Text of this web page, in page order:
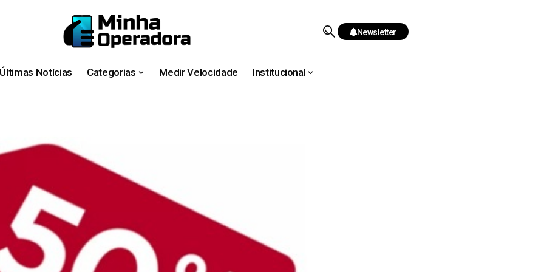
Newsletter
Últimas Notícias Categorias Medir Velocidade Institucional